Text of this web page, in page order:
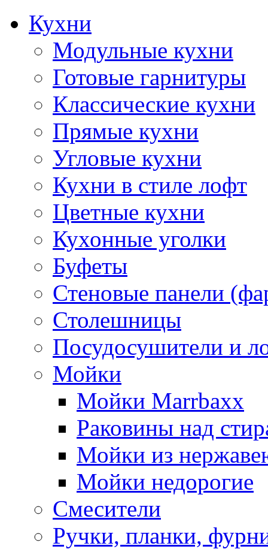
Кухни
Модульные кухни
Готовые гарнитуры
Классические кухни
Прямые кухни
Угловые кухни
Кухни в стиле лофт
Цветные кухни
Кухонные уголки
Буфеты
Стеновые панели
Столешницы
Посудосушители и
Мойки
Мойки Marrbaxx
Раковины над
Мойки из
Мойки недорогие
Смесители
Ручки, планки,